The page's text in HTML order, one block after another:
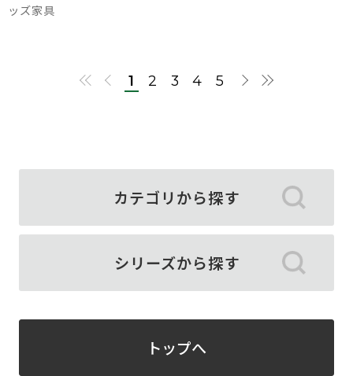
ッズ家具
1 2 3 4 5
カテゴリから探す
シリーズから探す
トップへ